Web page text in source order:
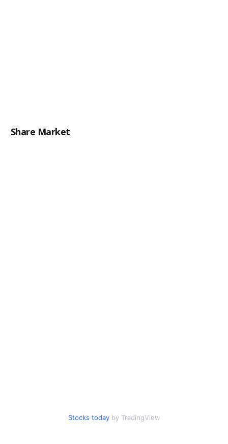
Share Market
Stocks today by TradingView